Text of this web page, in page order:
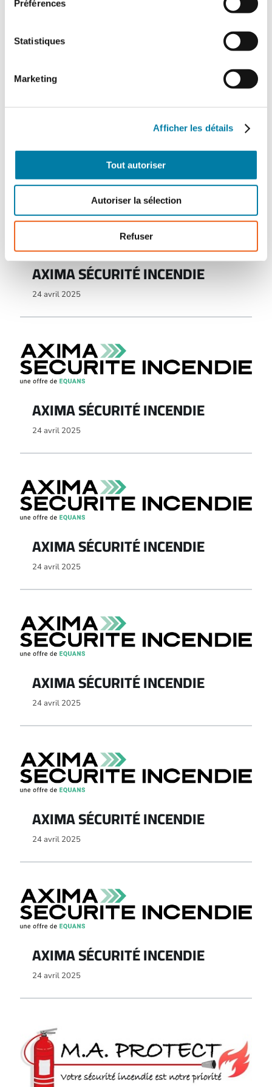
Préférences
Statistiques
Marketing
Afficher les détails
Tout autoriser
Autoriser la sélection
Refuser
AXIMA SÉCURITÉ INCENDIE
AXIMA SÉCURITÉ INCENDIE
24 avril 2025
AXIMA SÉCURITÉ INCENDIE
24 avril 2025
AXIMA SÉCURITÉ INCENDIE
24 avril 2025
AXIMA SÉCURITÉ INCENDIE
24 avril 2025
AXIMA SÉCURITÉ INCENDIE
24 avril 2025
AXIMA SÉCURITÉ INCENDIE
24 avril 2025